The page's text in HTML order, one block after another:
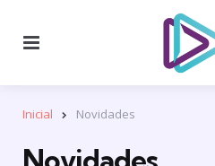
Inicial Novidades